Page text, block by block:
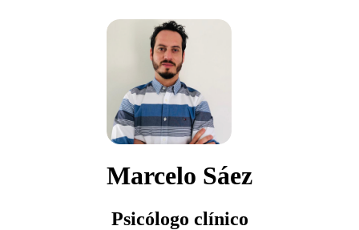
Marcelo Sáez
Psicólogo clínico